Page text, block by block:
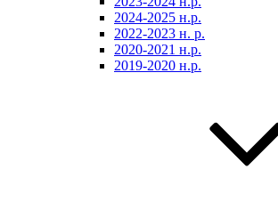
2024-2025 н.р.
2022-2023 н. р.
2020-2021 н.р.
2019-2020 н.р.